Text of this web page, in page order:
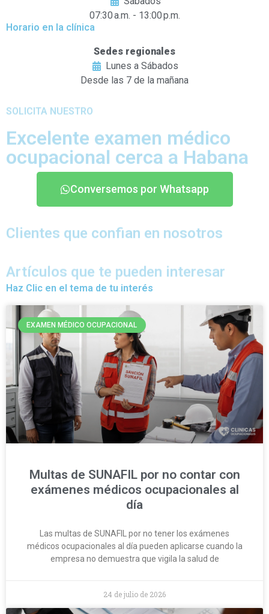
07:30 a.m. - 13:00 p.m.
Horario en la clínica
Sedes regionales
Lunes a Sábados
Desde las 7 de la mañana
SOLICITA NUESTRO
Excelente examen médico
ocupacional cerca a Habana
Conversemos por Whatsapp
Clientes que confian en nosotros
Artículos que te pueden interesar
Haz Clic en el tema de tu interés
EXAMEN MÉDICO OCUPACIONAL
Multas de SUNAFIL por no contar con
exámenes médicos ocupacionales al
día
Las multas de SUNAFIL por no tener los exámenes
médicos ocupacionales al día pueden aplicarse cuando la
empresa no demuestra que vigila la salud de
24 de julio de 2026